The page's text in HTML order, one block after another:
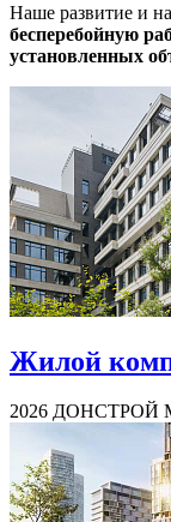
Наше развитие и
бесперебойную
установленных
Жилой
2026 ДОНСТРОЙ